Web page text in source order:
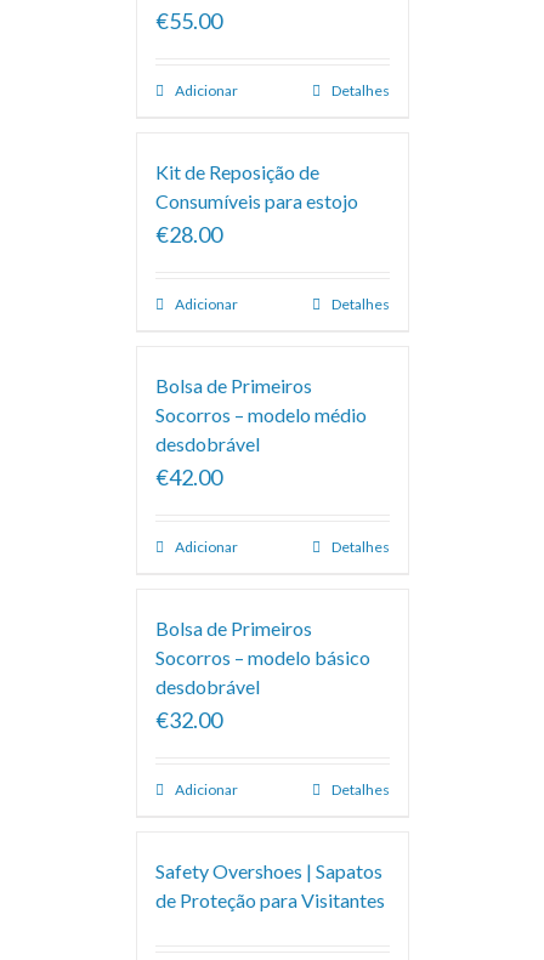
€55.00
Adicionar Detalhes
Kit de Reposição de
Consumíveis para estojo
€28.00
Adicionar Detalhes
Bolsa de Primeiros
Socorros – modelo médio
desdobrável
€42.00
Adicionar Detalhes
Bolsa de Primeiros
Socorros – modelo básico
desdobrável
€32.00
Adicionar Detalhes
Safety Overshoes | Sapatos
de Proteção para Visitantes